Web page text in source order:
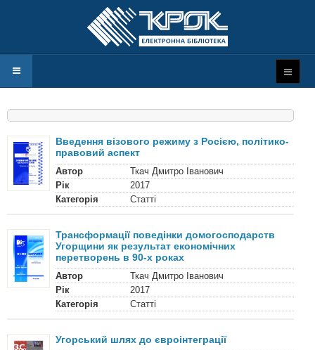
Введення візового режиму з Росією, політико-
правовий аспект
Автор
Ткач Дмитро Іванович
Рік
2017
Категорія
Статті
Трансформації поведінки домогосподарств
Угорщини як результат економічних
перетворень в 90-х роках
Автор
Ткач Дмитро Іванович
Рік
2017
Категорія
Статті
Угорський шлях до євроінтеграції